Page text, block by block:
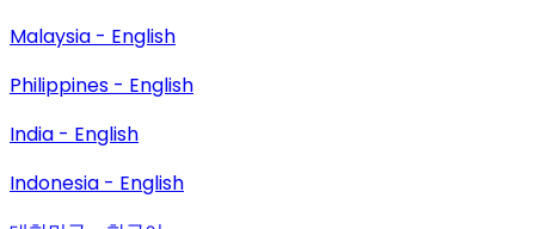
Malaysia - English
Philippines - English
India - English
Indonesia - English